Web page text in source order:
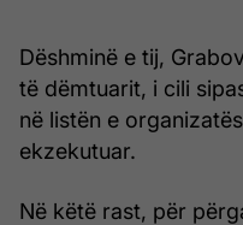
Dëshminë e tij,
të dëmtuarit, i cili
në listën e
ekzekutuar.
Në këtë rast, për